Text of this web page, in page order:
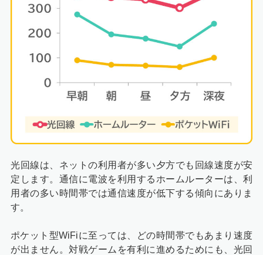
光回線は、ネットの利用者が多い夕方でも回線速度が安
定します。通信に電波を利用するホームルーターは、利
用者の多い時間帯では通信速度が低下する傾向にありま
す。
ポケット型WiFiに至っては、どの時間帯でもあまり速度
が出ません。対戦ゲームを有利に進めるためにも、光回